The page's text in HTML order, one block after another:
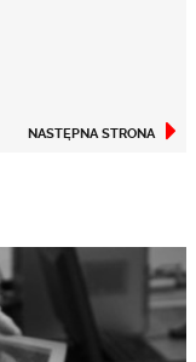
NASTĘPNA STRONA